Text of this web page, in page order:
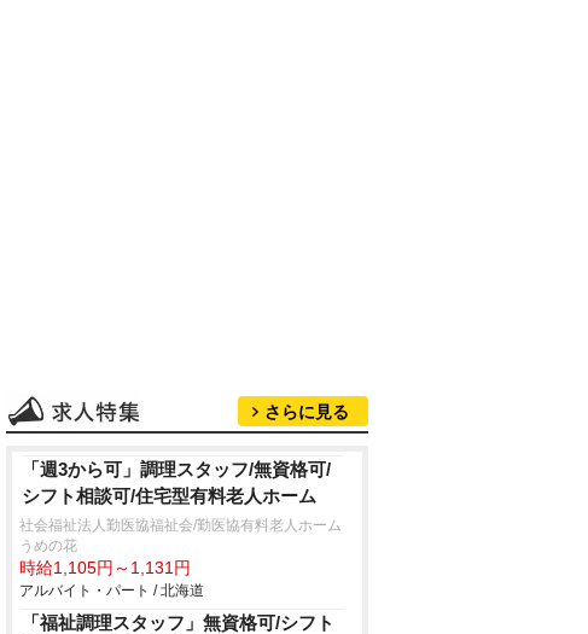
さらに見る
「週3から可」調理スタッフ/無資格可/
シフト相談可/住宅型有料老人ホーム
社会福祉法人勤医協福祉会/勤医協有料老人ホーム
うめの花
時給1,105円～1,131円
アルバイト・パート / 北海道
「福祉調理スタッフ」無資格可/シフト